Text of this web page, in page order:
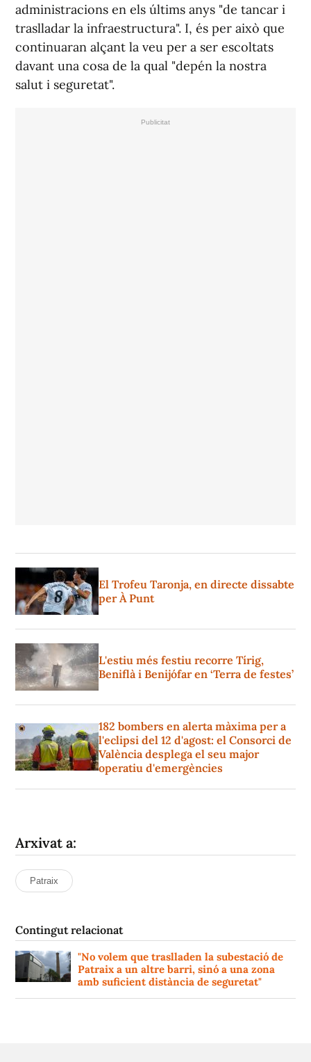
administracions en els últims anys "de tancar i
traslladar la infraestructura". I, és per això que
continuaran alçant la veu per a ser escoltats
davant una cosa de la qual "depén la nostra
salut i seguretat".
El Trofeu Taronja, en directe dissabte
per À Punt
L'estiu més festiu recorre Tírig,
Beniflà i Benijófar en ‘Terra de festes’
182 bombers en alerta màxima per a
l'eclipsi del 12 d'agost: el Consorci de
València desplega el seu major
operatiu d'emergències
Arxivat a:
Patraix
Contingut relacionat
"No volem que traslladen la subestació de
Patraix a un altre barri, sinó a una zona
amb suficient distància de seguretat"